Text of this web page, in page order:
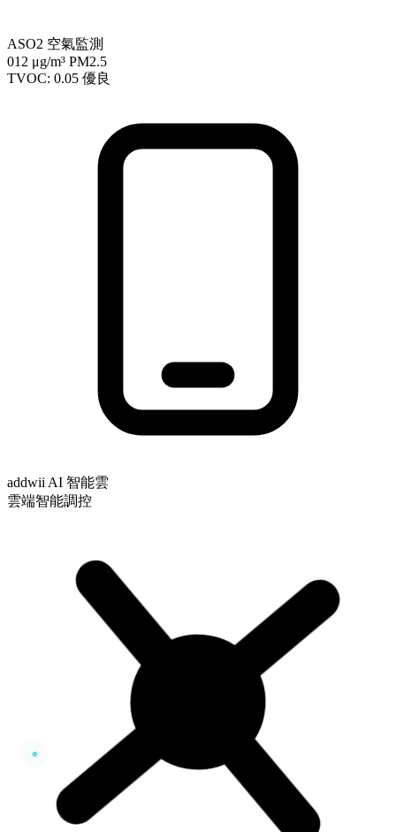
ASO2 空氣監測
012 μg/m³ PM2.5
TVOC: 0.05 優良
addwii AI 智能雲
雲端智能調控